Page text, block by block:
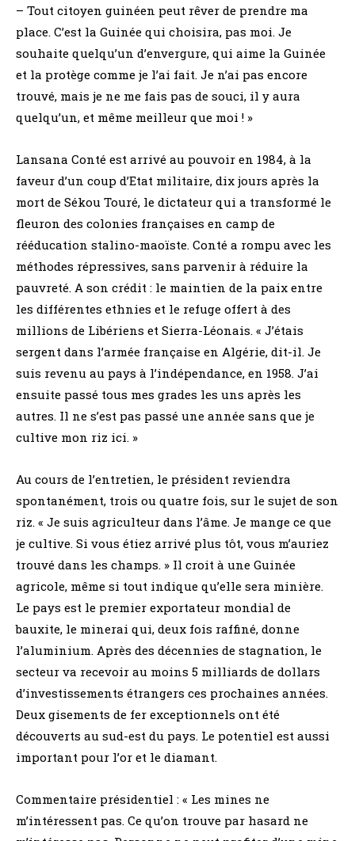
– Tout citoyen guinéen peut rêver de prendre ma
place. C’est la Guinée qui choisira, pas moi. Je
souhaite quelqu’un d’envergure, qui aime la Guinée
et la protège comme je l’ai fait. Je n’ai pas encore
trouvé, mais je ne me fais pas de souci, il y aura
quelqu’un, et même meilleur que moi ! »
Lansana Conté est arrivé au pouvoir en 1984, à la
faveur d’un coup d’Etat militaire, dix jours après la
mort de Sékou Touré, le dictateur qui a transformé le
fleuron des colonies françaises en camp de
rééducation stalino-maoïste. Conté a rompu avec les
méthodes répressives, sans parvenir à réduire la
pauvreté. A son crédit : le maintien de la paix entre
les différentes ethnies et le refuge offert à des
millions de Libériens et Sierra-Léonais. « J’étais
sergent dans l’armée française en Algérie, dit-il. Je
suis revenu au pays à l’indépendance, en 1958. J’ai
ensuite passé tous mes grades les uns après les
autres. Il ne s’est pas passé une année sans que je
cultive mon riz ici. »
Au cours de l’entretien, le président reviendra
spontanément, trois ou quatre fois, sur le sujet de son
riz. « Je suis agriculteur dans l’âme. Je mange ce que
je cultive. Si vous étiez arrivé plus tôt, vous m’auriez
trouvé dans les champs. » Il croit à une Guinée
agricole, même si tout indique qu’elle sera minière.
Le pays est le premier exportateur mondial de
bauxite, le minerai qui, deux fois raffiné, donne
l’aluminium. Après des décennies de stagnation, le
secteur va recevoir au moins 5 milliards de dollars
d’investissements étrangers ces prochaines années.
Deux gisements de fer exceptionnels ont été
découverts au sud-est du pays. Le potentiel est aussi
important pour l’or et le diamant.
Commentaire présidentiel : « Les mines ne
m’intéressent pas. Ce qu’on trouve par hasard ne